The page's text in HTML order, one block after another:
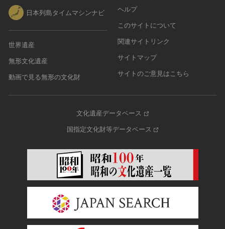
日本列島タイムマシンナビ
世界遺産
無形文化遺産
動画で見る無形の文化財
ヘルプ
このサイトについて
関連サイトリンク
サイトマップ
サイトのご意見はこちら
文化遺産データベース
国指定文化財等データベース